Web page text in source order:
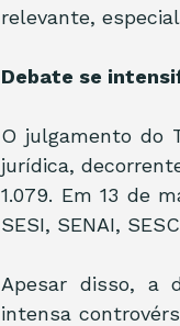
relevante,
Debate se
O julgamento do
jurídica,
1.079. Em 13 de
SESI, SENAI,
Apesar disso, a
intensa